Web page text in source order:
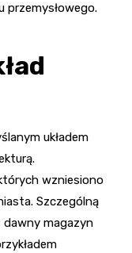
przemysłowego.
układem
wzniesiono
Szczególną
dawny magazyn